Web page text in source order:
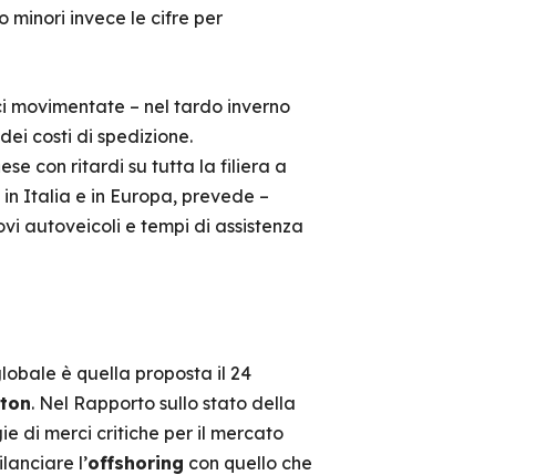
minori invece le cifre per
movimentate – nel tardo inverno
costi di spedizione.
con ritardi su tutta la filiera a
Italia e in Europa, prevede –
autoveicoli e tempi di assistenza
è quella proposta il 24
. Nel Rapporto sullo stato della
di merci critiche per il mercato
l’offshoring con quello che